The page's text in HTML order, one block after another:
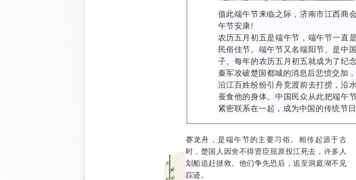
值此端午节来临之际，济南市江西商
午节安康!
农历五月初五是端午节，端午节一直
民俗佳节。端午节又名端阳节、是中
子。每年的农历五月初五就成为了纪
秦军攻破楚国都城的消息后悲愤交加
沿江百姓纷纷引舟竞渡前去打捞，沿
蚕食他的身体。中国民众从此把端午
紧密联系在一起，成为中国的传统节日
赛龙舟，是端午节的主要习俗。相传起源于古
时，楚国人因舍不得贤臣屈原投江死去，许多人
划船追赶拯救。他们争先恐后，追至洞庭湖不见
踪迹。